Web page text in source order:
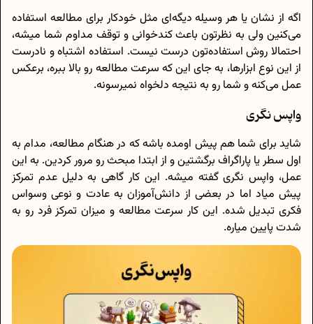
اگه از نشان یا هر وسیله دیگه‌ای مثل خودکار برای مطالعه استفاده
می‌کنین ولی به نظرتون باعث کندخوانی و توقف مداوم شما میشه،
احتمالا روش استفاده‌تون درست نیست. استفاده اشتباه و نادرست
از این نوع ابزارها، به جای این که سرعت مطالعه رو بالا ببره، برعکس
عمل می‌کنه و شما رو به نتیجه دلخواه نمیرسونه.
واپس نگری
شاید برای شما هم پیش اومده باشه که در هنگام مطالعه، مدام به
اول سطر یا پاراگراف برگشتین و از ابتدا مبحث رو مرور کردین. به این
عمل، واپس نگری گفته میشه. این کار گاهی به دلیل عدم تمرکز
پیش میاد اما در بعضی از دانش‌آموزان به عادت و نوعی وسواس
فکری تبدیل شده. این کار سرعت مطالعه و میزان تمرکز فرد رو به
شدت پایین میاره.